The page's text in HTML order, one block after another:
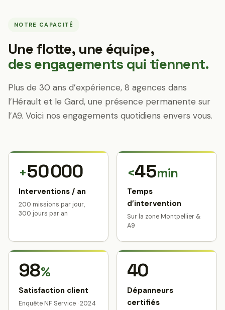
NOTRE CAPACITÉ
Une flotte, une équipe,
des engagements qui tiennent.
Plus de 30 ans d’expérience, 8 agences dans
l’Hérault et le Gard, une présence permanente sur
l’A9. Voici nos engagements quotidiens envers vous.
+50 000
Interventions / an
200 missions par jour,
300 jours par an
<45min
Temps
d’intervention
Sur la zone Montpellier &
A9
98%
Satisfaction client
Enquête NF Service · 2024
40
Dépanneurs
certifiés